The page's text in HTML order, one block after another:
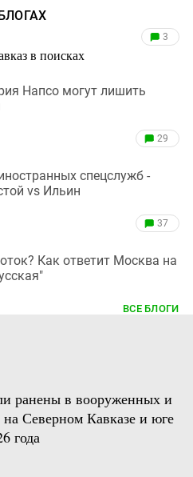
в поисках
3
Напсо могут лишить
29
спецслужб -
vs Ильин
37
Как ответит Москва на
ВСЕ БЛОГИ
ранены в вооруженных и
на Северном Кавказе и юге
года